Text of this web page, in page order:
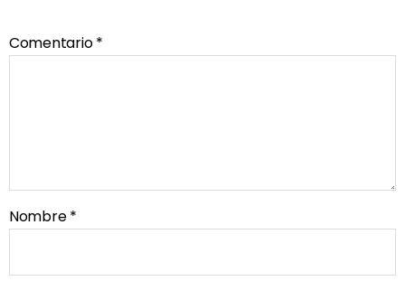
Comentario*
Nombre*